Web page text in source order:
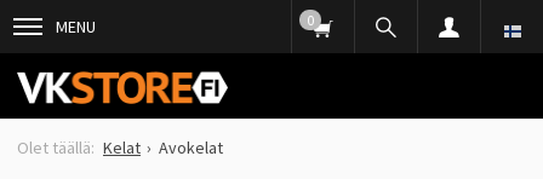
MENU 0
Kelat Avokelat